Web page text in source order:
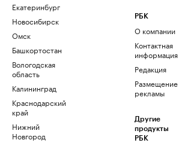
Екатеринбург
Новосибирск
Омск
Башкортостан
Вологодская
область
Калининград
Краснодарский
край
Нижний
Новгород
РБК
О компании
Контактная
информация
Редакция
Размещение
рекламы
Другие
продукты
РБК